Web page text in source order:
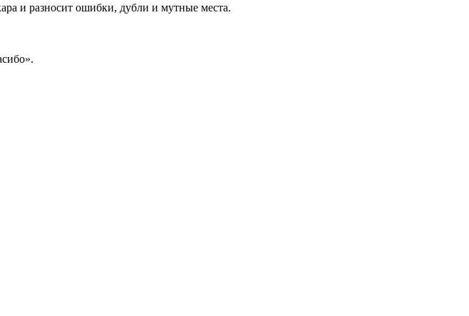
и разносит ошибки, дубли и мутные места.